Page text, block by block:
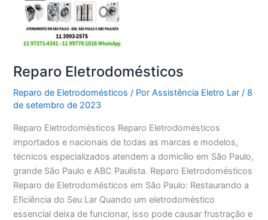
Reparo Eletrodomésticos
Reparo de Eletrodomésticos / PorAssistência Eletro Lar/ 8
de setembro de 2023
Reparo Eletrodomésticos Reparo Eletrodomésticos
importados e nacionais de todas as marcas e modelos,
técnicos especializados atendem a domicílio em São Paulo,
grande São Paulo e ABC Paulista. Reparo Eletrodomésticos
Reparo de Eletrodomésticos em São Paulo: Restaurando a
Eficiência do Seu Lar Quando um eletrodoméstico
essencial deixa de funcionar, isso pode causar frustração e